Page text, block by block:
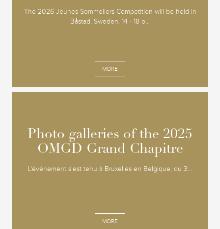
The 2026 Jeunes Sommeliers Competition will be held in
Båstad, Sweden, 14 - 18 o...
MORE
Photo galleries of the 2025
OMGD Grand Chapitre
L'événement s'est tenu à Bruxelles en Belgique, du 3...
MORE
Photo galleries of the 2025
OMGD Grand Chapitre